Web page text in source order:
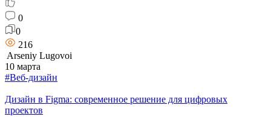
0
0
216
Arseniy Lugovoi
10 марта
#Веб-дизайн
Дизайн в Figma: современное решение для цифровых
проектов